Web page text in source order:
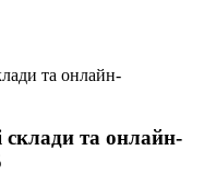
та онлайн-
склади та онлайн-